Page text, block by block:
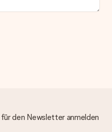
den Newsletter anmelden